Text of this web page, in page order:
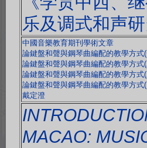
乐及调式和声
中國音樂教育期刊學術文章
論鍵盤和聲與鋼琴曲編配的教學方式
論鍵盤和聲與鋼琴曲編配的教學方
論鍵盤和聲與鋼琴曲編配的教學方
論鍵盤和聲與鋼琴曲編配的教學方
戴定澄
MACAO: